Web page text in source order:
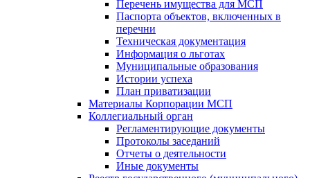
Перечень имущества для МСП
Паспорта объектов, включенных в
перечни
Техническая документация
Информация о льготах
Муниципальные образования
Истории успеха
План приватизации
Материалы Корпорации МСП
Коллегиальный орган
Регламентирующие документы
Протоколы заседаний
Отчеты о деятельности
Иные документы